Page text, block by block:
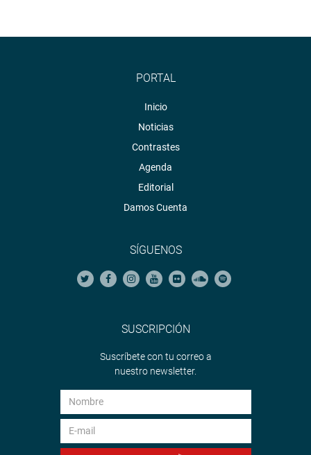
PORTAL
Inicio
Noticias
Contrastes
Agenda
Editorial
Damos Cuenta
SÍGUENOS
SUSCRIPCIÓN
Suscríbete con tu correo a
nuestro newsletter.